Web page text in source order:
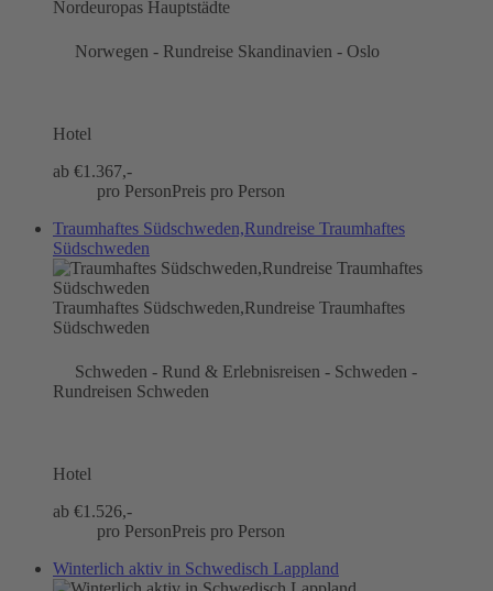
Nordeuropas Hauptstädte
Norwegen - Rundreise Skandinavien - Oslo
Hotel
ab €1.367,-
pro PersonPreis pro Person
Traumhaftes Südschweden,Rundreise Traumhaftes
Südschweden
Traumhaftes Südschweden,Rundreise Traumhaftes
Südschweden
Schweden - Rund & Erlebnisreisen - Schweden -
Rundreisen Schweden
Hotel
ab €1.526,-
pro PersonPreis pro Person
Winterlich aktiv in Schwedisch Lappland